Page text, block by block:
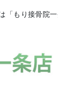
「もり接骨院